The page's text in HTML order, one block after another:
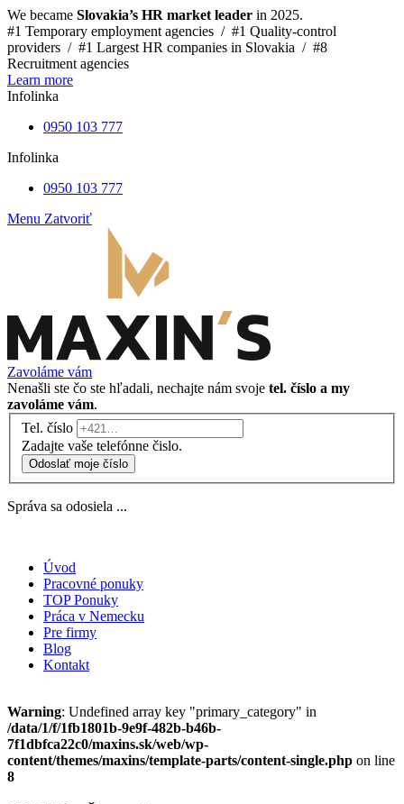
We became Slovakia’s HR market leader in 2025.
#1 Temporary employment agencies / #1 Quality-control
providers / #1 Largest HR companies in Slovakia / #8
Recruitment agencies
Learn more
Infolinka
0950 103 777
Infolinka
0950 103 777
Menu Zatvoriť
Zavoláme vám
Nenašli ste čo ste hľadali, nechajte nám svoje tel. číslo a my
zavoláme vám.
Tel. číslo
Zadajte vaše telefónne čislo.
Odoslať moje číslo
Správa sa odosiela ...
Úvod
Pracovné ponuky
TOP Ponuky
Práca v Nemecku
Pre firmy
Blog
Kontakt
Warning: Undefined array key "primary_category" in
/data/1/f/1fb1801b-9e9f-482b-b46b-
7f1dbfca22c0/maxins.sk/web/wp-
content/themes/maxins/template-parts/content-single.php on line
8